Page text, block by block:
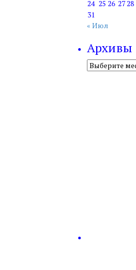
24 25 26 2728
31
« Июл
Архивы
Архивы